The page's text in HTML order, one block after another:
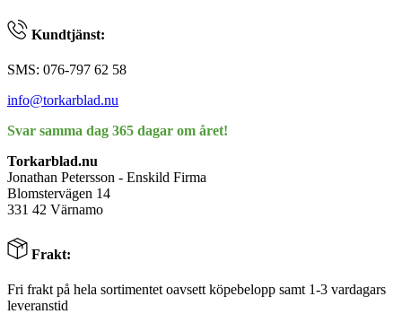
Kundtjänst:
SMS: 076-797 62 58
info@torkarblad.nu
Svar samma dag 365 dagar om året!
Torkarblad.nu
Jonathan Petersson - Enskild Firma
Blomstervägen 14
331 42 Värnamo
Frakt:
Fri frakt på hela sortimentet oavsett köpebelopp samt 1-3 vardagars
leveranstid